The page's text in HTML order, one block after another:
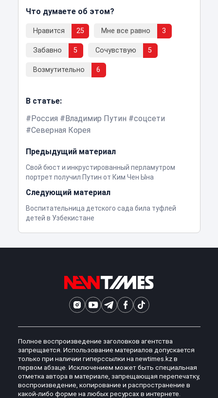
Что думаете об этом?
Нравится 25 Мне все равно 3
Забавно 5 Сочувствую 5
Возмутительно 6
В статье:
Россия
Владимир Путин
соцсети
Северная Корея
Предыдущий материал
Свой бюст и инкрустированный перламутром
портрет получил Путин от Ким Чен Ына
Следующий материал
Воспитательница детского сада била туфлей
детей в Узбекистане
Полное воспроизведение заголовков агентства
запрещается. Использование материалов допускается
только при наличии гиперссылки на newtimes.kz в
первом абзаце. Исключением может быть специальная
отметка автора в материале, запрещающая перепечатку,
воспроизведение, копирование и распространение в
какой-либо форме на любых ресурсах в интернете.